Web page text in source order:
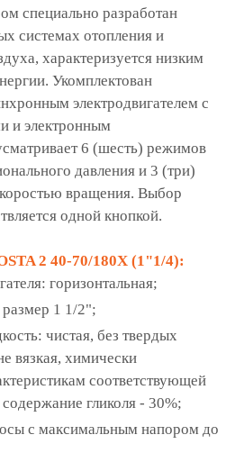
специально разработан
системах отопления и
характеризуется низким
Укомплектован
электродвигателем с
и электронным
6 (шесть) режимов
давления и 3 (три)
вращения. Выбор
одной кнопкой.
2 40-70/180X (1"1/4):
горизонтальная;
1 1/2";
чистая, без твердых
вязкая, химически
соответствующей
гликоля - 30%;
с максимальным напором до